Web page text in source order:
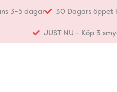
3-5 dagar 30 Dagars öppet
JUST NU - Köp 3